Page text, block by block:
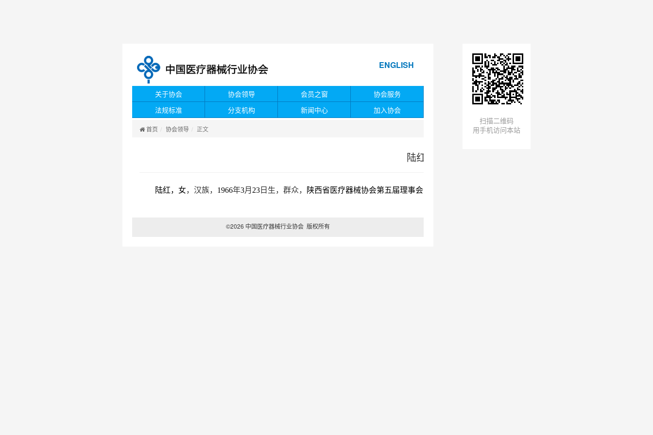
扫描二维码
用手机访问本站
ENGLISH
关于协会 协会领导 会员之窗
协会服务
法规标准
分支机构 新闻中心 加入协会
首页 协会领导 正文
陆红
陆红，女，汉族， 1966年3月 23 日生，群众， 陕西省医疗器械协会第五届理事会会长，西安康拓医疗技术股份有限公司人力总监
©2026 中国医疗器械行业协会 版权所有